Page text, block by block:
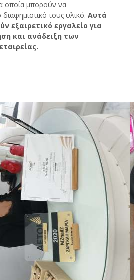
οποία μπορούν να
τους υλικό. Αυτά
εξαιρετικό εργαλείο για
και ανάδειξη των